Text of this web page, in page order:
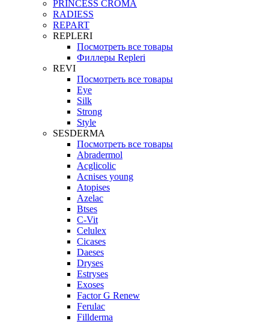
PRINCESS CROMA
RADIESS
REPART
REPLERI
Посмотреть все товары
Филлеры Repleri
REVI
Посмотреть все товары
Eye
Silk
Strong
Style
SESDERMA
Посмотреть все товары
Abradermol
Acglicolic
Acnises young
Atopises
Azelac
Btses
C-Vit
Celulex
Cicases
Daeses
Dryses
Estryses
Exoses
Factor G Renew
Ferulac
Fillderma